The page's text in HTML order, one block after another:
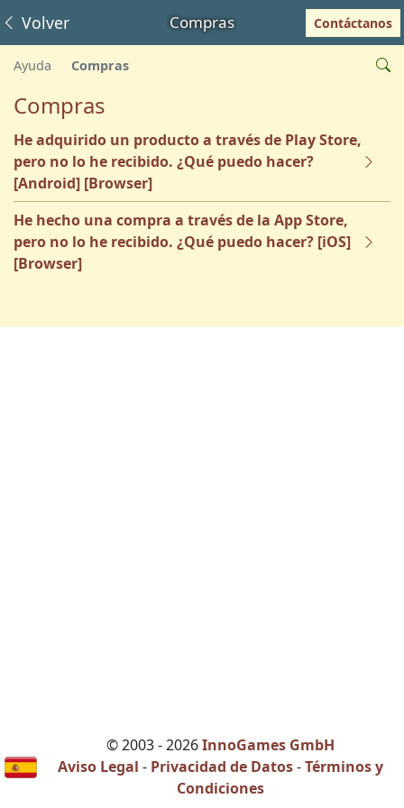
Compras
Volver Contáctanos
Ayuda Compras
Compras
He adquirido un producto a través de Play Store,
pero no lo he recibido. ¿Qué puedo hacer?
[Android] [Browser]
He hecho una compra a través de la App Store,
pero no lo he recibido. ¿Qué puedo hacer? [iOS]
[Browser]
© 2003 - 2026InnoGames GmbH
Aviso Legal - Privacidad de Datos-Términos y
Condiciones